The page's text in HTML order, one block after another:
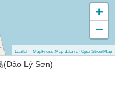
+
−
Leaflet | MapPress, Map data (c) OpenStreetMap
(Đảo Lý Sơn)